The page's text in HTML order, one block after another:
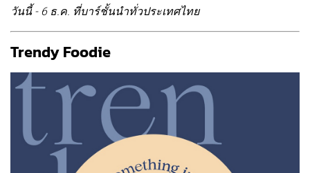
วันนี้ - 6 ธ.ค. ที่บาร์ชั้นนำทั่วประเทศไทย
Trendy Foodie